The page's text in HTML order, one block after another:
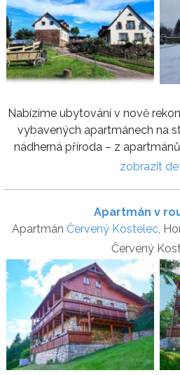
Nabízíme ubytování v nově
vybavených apartmánech na
nádherná příroda – z
zobrazit
Apartmán v
Apartmán Červený Kostelec,
Červený